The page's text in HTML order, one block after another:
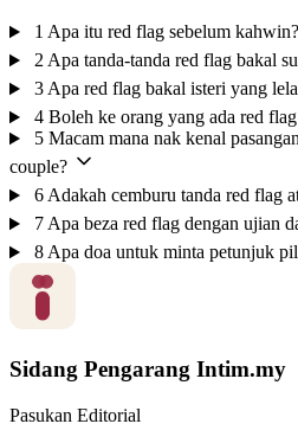
1 Apa itu red flag sebelum kahwin?
2 Apa tanda-tanda red flag bakal
3 Apa red flag bakal isteri yang
4 Boleh ke orang yang ada red
5 Macam mana nak kenal
couple?
6 Adakah cemburu tanda red flag
7 Apa beza red flag dengan ujian
8 Apa doa untuk minta petunjuk
Sidang Pengarang Intim.my
Pasukan Editorial